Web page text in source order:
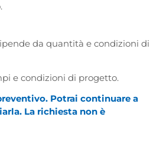
da quantità e condizioni di
e condizioni di progetto.
Potrai continuare a
La richiesta non è